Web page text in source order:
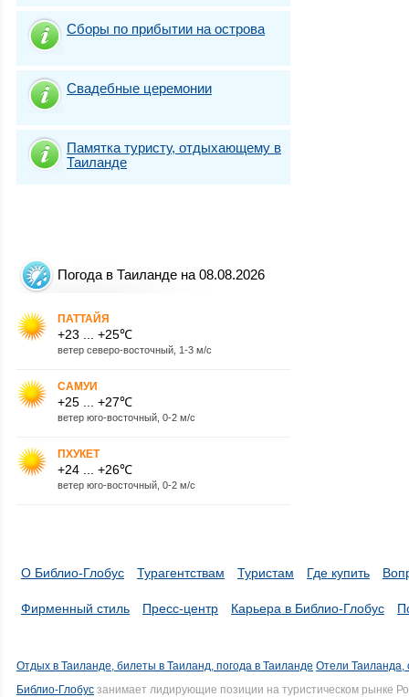
Сборы по прибытии на острова
Свадебные церемонии
Памятка туристу, отдыхающему в
Таиланде
Погода в Таиланде на 08.08.2026
ПАТТАЙЯ
+23 ... +25℃
ветер северо-восточный, 1-3 м/с
САМУИ
+25 ... +27℃
ветер юго-восточный, 0-2 м/с
ПХУКЕТ
+24 ... +26℃
ветер юго-восточный, 0-2 м/с
О Библио-Глобус Турагентствам Туристам Где купить
Фирменный стиль Пресс-центр Карьера в Библио-Глобус
Отдых в Таиланде, билеты в Таиланд, погода в Таиланде Отели Таиланда,
Библио-Глобус занимает лидирующие позиции на туристическом рынке